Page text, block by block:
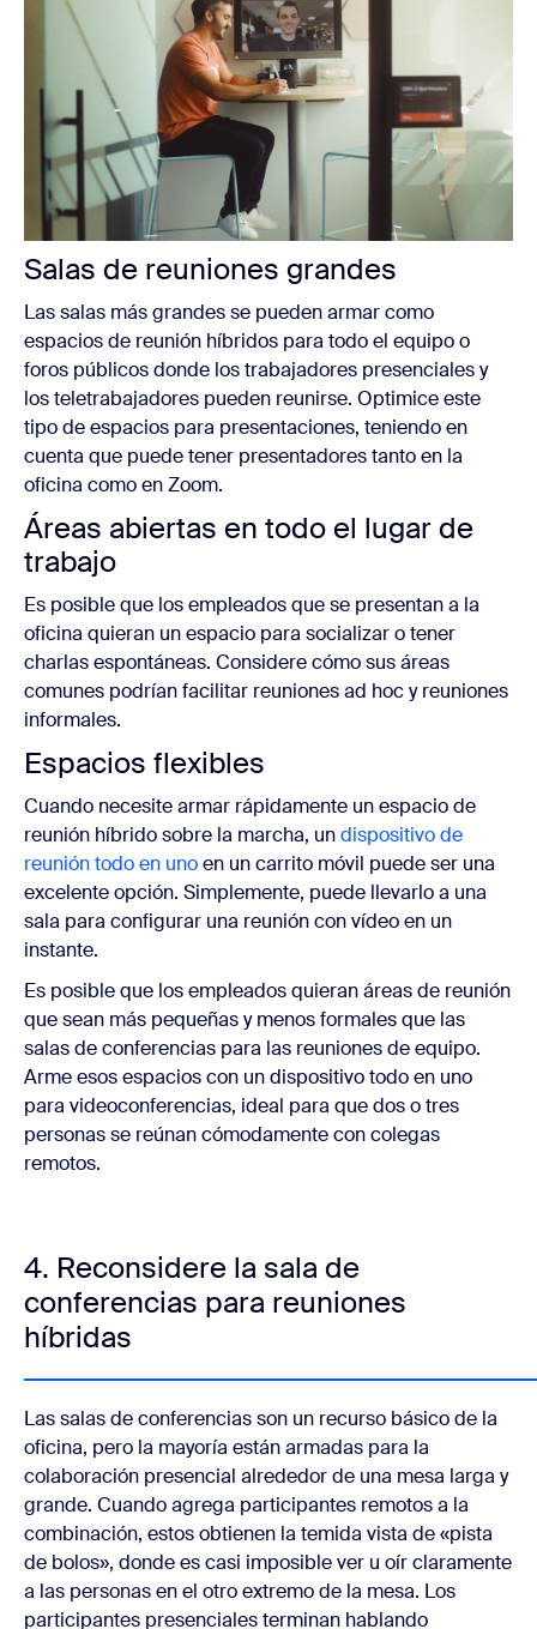
Salas de reuniones grandes
Las salas más grandes se pueden armar como
espacios de reunión híbridos para todo el equipo o
foros públicos donde los trabajadores presenciales y
los teletrabajadores pueden reunirse. Optimice este
tipo de espacios para presentaciones, teniendo en
cuenta que puede tener presentadores tanto en la
oficina como en Zoom.
Áreas abiertas en todo el lugar de
trabajo
Es posible que los empleados que se presentan a la
oficina quieran un espacio para socializar o tener
charlas espontáneas. Considere cómo sus áreas
comunes podrían facilitar reuniones ad hoc y reuniones
informales.
Espacios flexibles
Cuando necesite armar rápidamente un espacio de
reunión híbrido sobre la marcha, undispositivo de
reunión todo en unoen un carrito móvil puede ser una
excelente opción. Simplemente, puede llevarlo a una
sala para configurar una reunión con vídeo en un
instante.
Es posible que los empleados quieran áreas de reunión
que sean más pequeñas y menos formales que las
salas de conferencias para las reuniones de equipo.
Arme esos espacios con un dispositivo todo en uno
para videoconferencias, ideal para que dos o tres
personas se reúnan cómodamente con colegas
remotos.
4. Reconsidere la sala de
conferencias para reuniones
híbridas
Las salas de conferencias son un recurso básico de la
oficina, pero la mayoría están armadas para la
colaboración presencial alrededor de una mesa larga y
grande. Cuando agrega participantes remotos a la
combinación, estos obtienen la temida vista de «pista
de bolos», donde es casi imposible ver u oír claramente
a las personas en el otro extremo de la mesa. Los
participantes presenciales terminan hablando